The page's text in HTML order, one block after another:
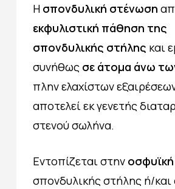
Η σπονδυλική στένωση
εκφυλιστική πάθηση της
σπονδυλικής στήλης και
συνήθως σε άτομα άνω
πλην ελαχίστων
αποτελεί εκ γενετής
στενού σωλήνα.
Εντοπίζεται στην
σπονδυλικής στήλης ή/και